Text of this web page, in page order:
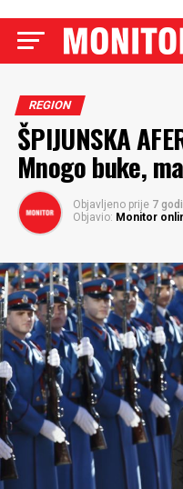
REGION
ŠPIJUNSKA
Mnogo buke,
Objavljeno prije 7
Objavio: Monitor